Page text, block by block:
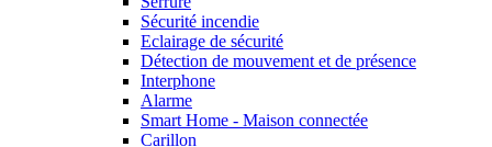
Sécurité incendie
Eclairage de sécurité
Détection de mouvement et de présence
Interphone
Alarme
Smart Home - Maison connectée
Carillon